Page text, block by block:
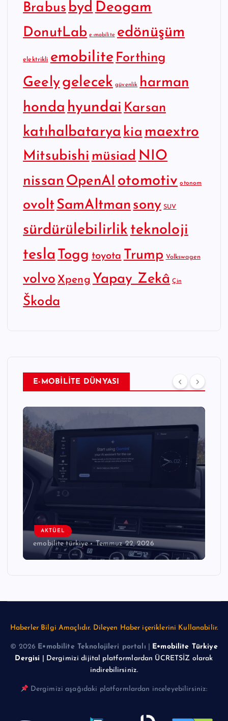
Brabus byd Deogam
DonutLab e-mobilite edönüşüm
elektrikli emobilite Forthing
Geelygelecek güvenlik harman
honda hyundai Karsan
katıhalbatarya kia maextro
Mitsubishi müsiad NIO
nissan OpenAI otomotiv otonom
ovoltSamAltman sony SUV
sürdürülebilirlik teknoloji
tesla Togg toyota Trump Volkswagen
volvo Xpeng Yapay Zekâ Çin
Škoda
E-MOBİLİTE DÜNYASI
AKTÜEL
emobilite türkiye Temmuz 22, 2026
Haberler Bilgi Amaçlıdır. Dileyen Haber içeriklerini Kullanabilir.
© 2026 E•mobilite Teknolojileri portalı
E•mobilite Türkiye
Dergisi | Dergimizi dijital platformlardan ÜCRETSİZ olarak
indirebilirsiniz.
Dergimizi aşağıdaki platformlardan inceleyebilirsiniz: